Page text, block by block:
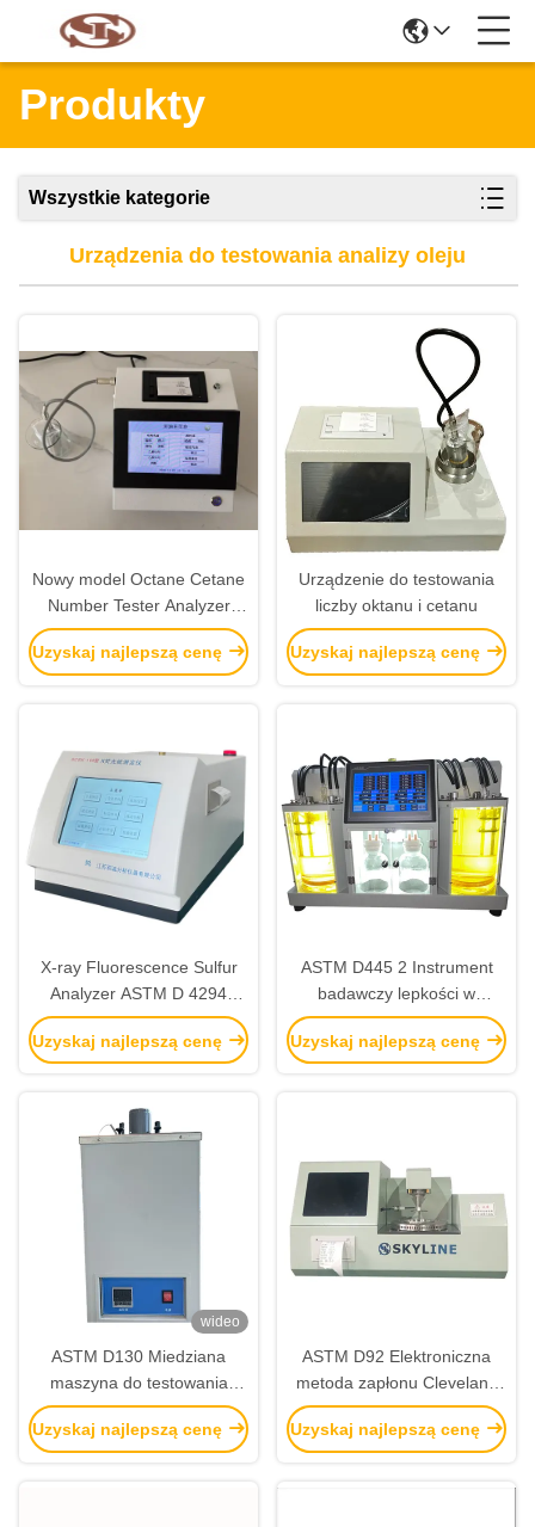
Produkty
Wszystkie kategorie
Urządzenia do testowania analizy oleju
Nowy model Octane Cetane
Number Tester Analyzer
Astm D613 Sprzęt do analizy
oleju
Uzyskaj najlepszą cenę
Urządzenie do testowania
liczby oktanu i cetanu
Uzyskaj najlepszą cenę
X-ray Fluorescence Sulfur
Analyzer ASTM D 4294
Sprzęt do badania oleju
Uzyskaj najlepszą cenę
ASTM D445 2 Instrument
badawczy lepkości w
łazienkach laboratoryjnych
Automatyczny tester lepkości
Uzyskaj najlepszą cenę
wideo
ASTM D130 Miedziana
maszyna do testowania
korozji na paskach Sprzęt do
testowania produktów
Uzyskaj najlepszą cenę
ASTM D92 Elektroniczna
metoda zapłonu Cleveland
Open Cup Test Machine
Flash Point Tester
Uzyskaj najlepszą cenę